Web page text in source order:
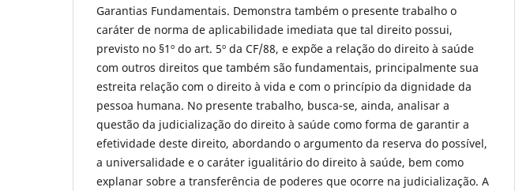
Garantias Fundamentais. Demonstra também o presente trabalho o
caráter de norma de aplicabilidade imediata que tal direito possui,
previsto no §1º do art. 5º da CF/88, e expõe a relação do direito à saúde
com outros direitos que também são fundamentais, principalmente sua
estreita relação com o direito à vida e com o princípio da dignidade da
pessoa humana. No presente trabalho, busca-se, ainda, analisar a
questão da judicialização do direito à saúde como forma de garantir a
efetividade deste direito, abordando o argumento da reserva do possível,
a universalidade e o caráter igualitário do direito à saúde, bem como
explanar sobre a transferência de poderes que ocorre na judicialização. A